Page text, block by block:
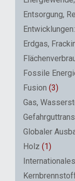
Entsorgung,
Erdgas,
Fossile
Fusion (3)
Gas,
Globaler
Holz (1)
Internationales